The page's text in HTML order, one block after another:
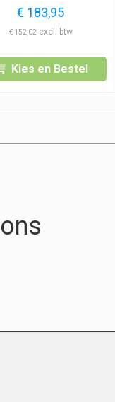
€ 183,95
€152,02
Kies en Bestel